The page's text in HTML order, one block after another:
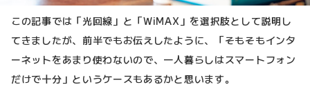
この記事では「光回線」と「WiMAX」を選択肢として説明し
てきましたが、前半でもお伝えしたように、「そもそもインタ
ーネットをあまり使わないので、一人暮らしはスマートフォン
だけで十分」というケースもあるかと思います。